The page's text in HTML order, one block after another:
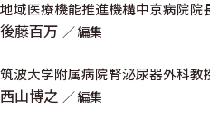
2025年11月
後藤百万
COLUMN ポリファーマシー
5．その他の薬剤
C．夜間頻尿 〈吉田正貴〉
地域医療機能推進機構中京病院院
後藤百万 編集
筑波大学附属病院腎泌尿器外科教
西山博之 編集